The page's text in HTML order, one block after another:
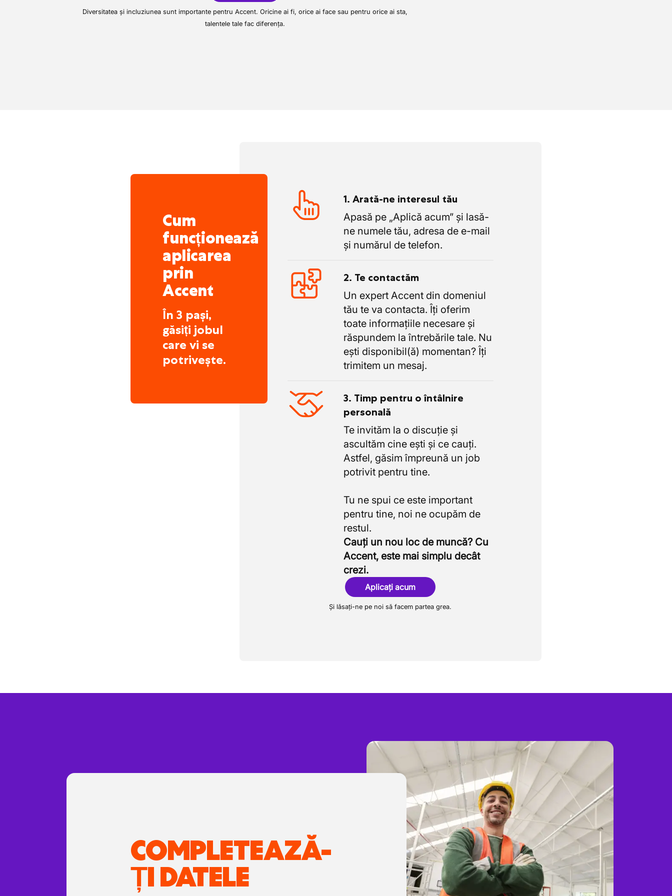
Diversitatea și incluziunea sunt importante pentru Accent. Oricine ai fi, orice ai face sau pentru orice ai sta,
talentele tale fac diferența.
Cum
funcționează
aplicarea
prin
Accent
În 3 pași,
găsiți jobul
care vi se
potrivește.
1. Arată-ne interesul tău
Apasă pe „Aplică acum” și lasă-
ne numele tău, adresa de e-mail
și numărul de telefon.
2. Te contactăm
Un expert Accent din domeniul
tău te va contacta. Îți oferim
toate informațiile necesare și
răspundem la întrebările tale. Nu
ești disponibil(ă) momentan? Îți
trimitem un mesaj.
3. Timp pentru o întâlnire
personală
Te invităm la o discuție și
ascultăm cine ești și ce cauți.
Astfel, găsim împreună un job
potrivit pentru tine.
Tu ne spui ce este important
pentru tine, noi ne ocupăm de
Cauți un nou loc de muncă? Cu
Accent, este mai simplu decât
crezi.
Aplicați acum
Și lăsați-ne pe noi să facem partea grea.
COMPLETEAZĂ-
ȚI DATELE